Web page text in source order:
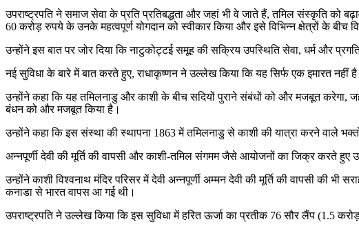
उपराष्ट्रपति ने समाज सेवा के प्रति प्रतिबद्धता और जहां भी वे जाते हैं, तमिल संस्कृति को
60 करोड़ रुपये के उनके महत्वपूर्ण योगदान को स्वीकार किया और इसे विभिन्न क्षेत्रों के बीच
उन्होंने इस बात पर जोर दिया कि नाटुकोट्टई समूह की सक्रिय उपस्थिति सेवा, धर्म और
नई सुविधा के बारे में बात करते हुए, राधाकृष्णन ने उल्लेख किया कि यह सिर्फ एक इमारत नहीं
उन्होंने कहा कि यह तमिलनाडु और काशी के बीच सदियों पुराने संबंधों को और मजबूत करेगा,
बंधन को और मजबूत किया है।
उन्होंने कहा कि इस संस्था की स्थापना 1863 में तमिलनाडु से काशी की यात्रा करने वाले
अन्नपूर्णी देवी की मूर्ति की वापसी और काशी-तमिल संगमम जैसे आयोजनों का जिक्र करते हुए
उन्होंने काशी विश्वनाथ मंदिर परिसर में देवी अन्नपूर्णी अम्मन देवी की मूर्ति की वापसी की
कनाडा से भारत वापस आ गई थी।
उपराष्ट्रपति ने उल्लेख किया कि इस सुविधा में हरित ऊर्जा का प्रतीक 76 सौर लैंप (1.5